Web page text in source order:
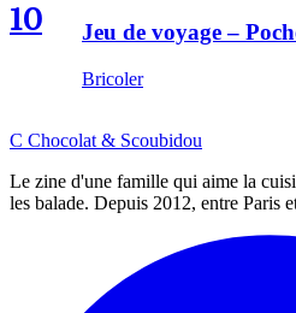
10 Jeu de voyage –
Bricoler
C Chocolat & Scoubidou
Le zine d'une famille qui aime la
les balade. Depuis 2012, entre Paris